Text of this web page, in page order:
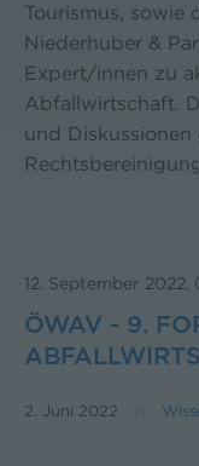
Tourismus, sowie
Niederhuber &
Expert/innen zu
Abfallwirtschaft.
und
12. September 2022,
ÖWAV - 9.
2. Juni 2022